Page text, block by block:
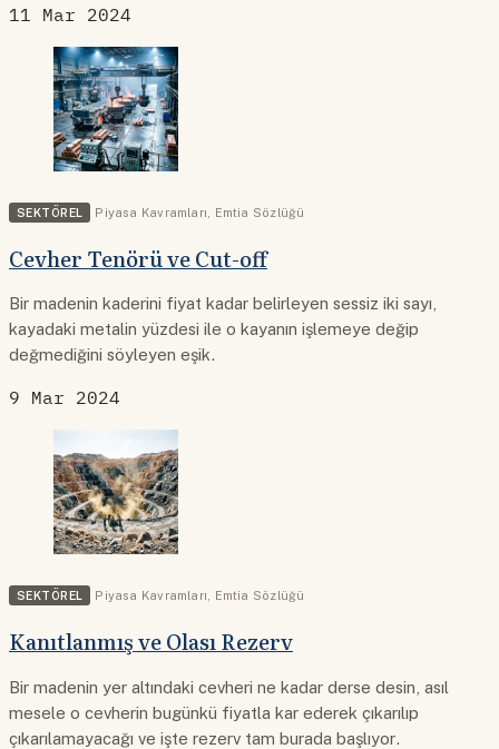
11 Mar 2024
SEKTÖREL Piyasa Kavramları Emtia Sözlüğü
Cevher Tenörü ve Cut-off
Bir madenin kaderini fiyat kadar belirleyen sessiz iki sayı,
kayadaki metalin yüzdesi ile o kayanın işlemeye değip
değmediğini söyleyen eşik.
9 Mar 2024
SEKTÖREL Piyasa Kavramları Emtia Sözlüğü
Kanıtlanmış ve Olası Rezerv
Bir madenin yer altındaki cevheri ne kadar derse desin, asıl
mesele o cevherin bugünkü fiyatla kar ederek çıkarılıp
çıkarılamayacağı ve işte rezerv tam burada başlıyor.